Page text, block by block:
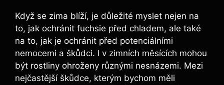
Když se zima blíží, je důležité myslet nejen na
to, jak ochránit fuchsie před chladem, ale také
na to, jak je ochránit před potenciálními
nemocemi a škůdci. I v zimních měsících mohou
být rostliny ohroženy různými nesnázemi. Mezi
nejčastější škůdce, kterým bychom měli